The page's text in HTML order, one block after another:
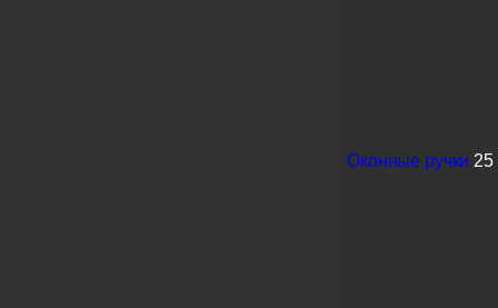
Оконные ручки 25